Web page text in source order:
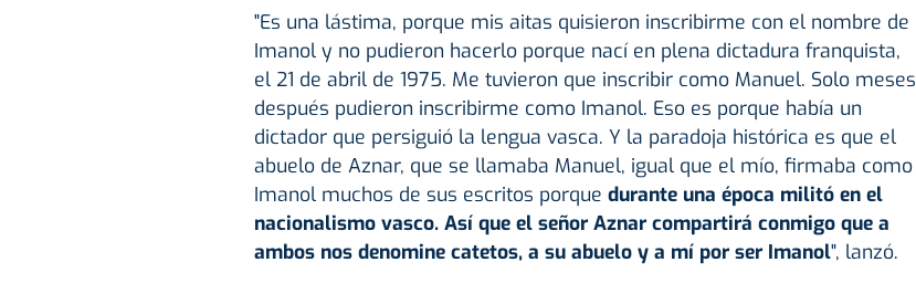
"Es una lástima, porque mis aitas quisieron inscribirme con el nombre de
Imanol y no pudieron hacerlo porque nací en plena dictadura franquista,
el 21 de abril de 1975. Me tuvieron que inscribir como Manuel. Solo meses
después pudieron inscribirme como Imanol. Eso es porque había un
dictador que persiguió la lengua vasca. Y la paradoja histórica es que el
abuelo de Aznar, que se llamaba Manuel, igual que el mío, firmaba como
Imanol muchos de sus escritos porque durante una época militó en el
nacionalismo vasco. Así que el señor Aznar compartirá conmigo que a
ambos nos denomine catetos, a su abuelo y a mí por ser Imanol", lanzó.